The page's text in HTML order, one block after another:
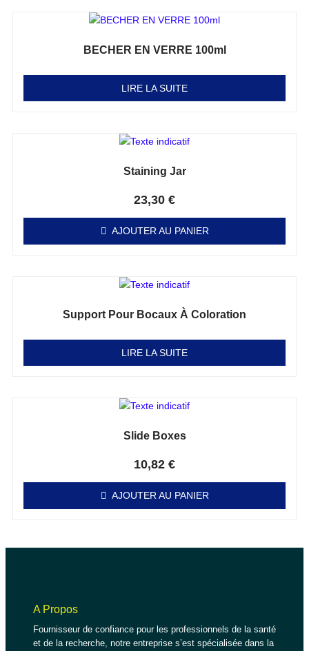
BECHER EN VERRE 100ml
LIRE LA SUITE
Staining Jar
23,30 €
AJOUTER AU PANIER
Support Pour Bocaux À Coloration
LIRE LA SUITE
Slide Boxes
10,82 €
AJOUTER AU PANIER
A Propos
Fournisseur de confiance pour les professionnels de la santé
et de la recherche, notre entreprise s’est spécialisée dans la